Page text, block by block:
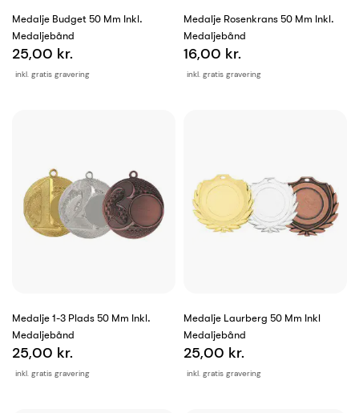
Medalje Budget 50 Mm Inkl.
Medaljebånd
inkl. gratis gravering
25,00 kr.
Medalje Rosenkrans 50 Mm Inkl.
Medaljebånd
inkl. gratis gravering
16,00 kr.
Medalje 1-3 Plads 50 Mm Inkl.
Medaljebånd
inkl. gratis gravering
25,00 kr.
Medalje Laurberg 50 Mm Inkl
Medaljebånd
inkl. gratis gravering
25,00 kr.